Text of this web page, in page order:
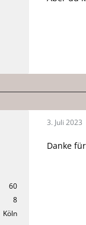
60
8
Köln
3. Juli 2023
Danke